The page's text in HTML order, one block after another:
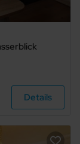
Details